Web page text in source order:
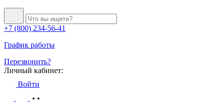
+7 (800) 234-56-41
График работы
Перезвонить?
Личный кабинет:
Войти